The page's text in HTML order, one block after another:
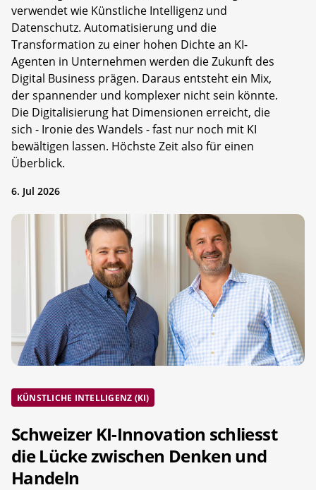
verwendet wie Künstliche Intelligenz und
Datenschutz. Automatisierung und die
Transformation zu einer hohen Dichte an KI-
Agenten in Unternehmen werden die Zukunft des
Digital Business prägen. Daraus entsteht ein Mix,
der spannender und komplexer nicht sein könnte.
Die Digitalisierung hat Dimensionen erreicht, die
sich - Ironie des Wandels - fast nur noch mit KI
bewältigen lassen. Höchste Zeit also für einen
Überblick.
6. Jul 2026
KÜNSTLICHE INTELLIGENZ (KI)
Schweizer KI-Innovation schliesst
die Lücke zwischen Denken und
Handeln